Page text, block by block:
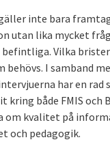
inte bara
utan lika mycket
Vilka
I samband
har en rad
både FMIS och
om kvalitet på
och pedagogik.